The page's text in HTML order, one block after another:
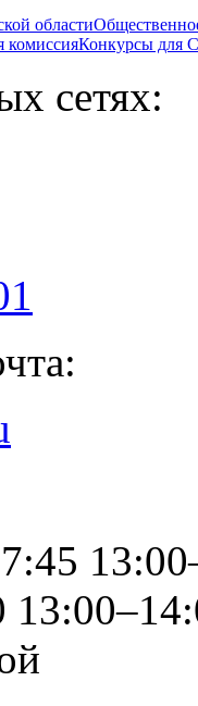
области
комиссияКонкурсы
сетях: